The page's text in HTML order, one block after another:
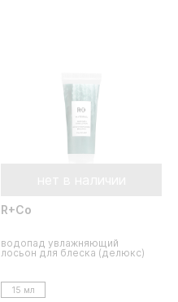
R+Co
водопад увлажняющий
лосьон для блеска (делюкс)
15 мл